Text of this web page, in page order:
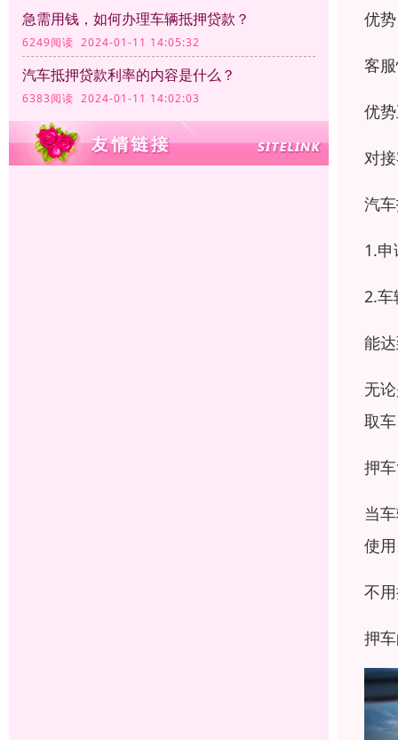
急需用钱，如何办理车辆抵押贷款？
6249阅读 2024-01-11 14:05:32
汽车抵押贷款利率的内容是什么？
6383阅读 2024-01-11 14:02:03
优
客
优
对
汽
1.
2.车
能
无
取
押
当
使
不
押